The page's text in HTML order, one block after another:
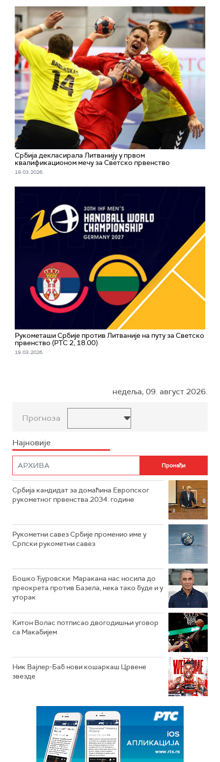
Србија декласирала Литванију у првом
квалификационом мечу за Светско првенство
19. 03. 2026.
Рукометаши Србије против Литваније на путу за Светско
првенство (РТС 2, 18.00)
19. 03. 2026.
недеља, 09. август 2026.
Прогноза
Најновије
Србија кандидат за домаћина Европског
рукометног првенства 2034. године
Рукометни савез Србије променио име у
Српски рукометни савез
Бошко Ђуровски: Маракана нас носила до
преокрета против Базела, нека тако буде и у
уторак
Китон Волас потписао двогодишњи уговор
са Макабијем
Ник Вајлер-Баб нови кошаркаш Црвене
звезде